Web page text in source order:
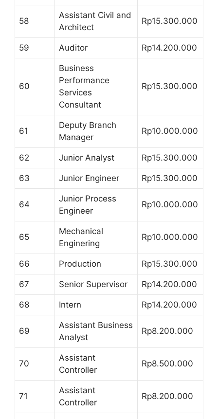
58
Assistant Civil and
Architect
Rp15.300.000
59 Auditor Rp14.200.000
60
Business
Performance
Services
Consultant
Rp15.300.000
61
Deputy Branch
Manager
Rp10.000.000
62 Junior Analyst Rp15.300.000
63 Junior Engineer Rp15.300.000
64
Junior Process
Engineer
Rp10.000.000
65
Mechanical
Enginering
Rp10.000.000
66 Production Rp15.300.000
67 Senior Supervisor Rp14.200.000
68 Intern Rp14.200.000
69
Assistant Business
Analyst
Rp8.200.000
70
Assistant
Controller
Rp8.500.000
71
Assistant
Controller
Rp8.200.000